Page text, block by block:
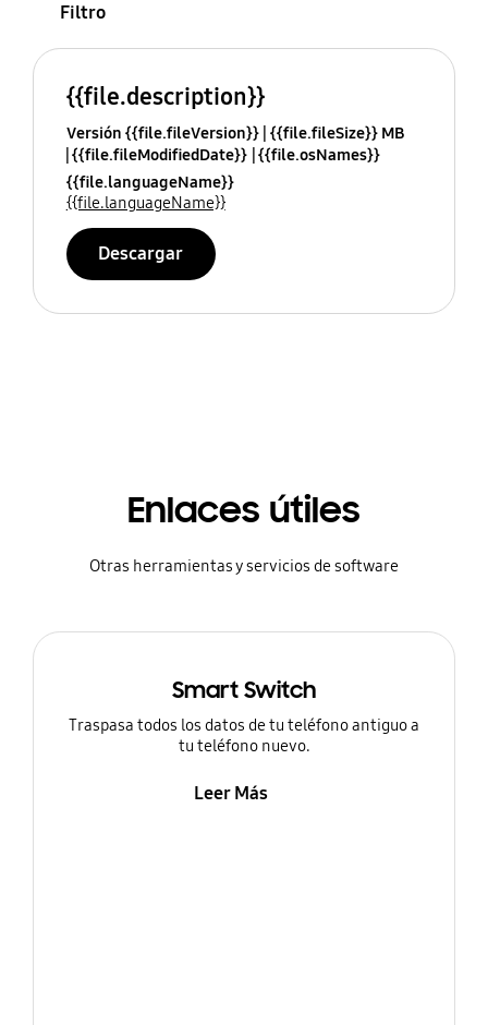
Filtro
{{file.description}}
Versión {{file.fileVersion}} {{file.fileSize}} MB
{{file.fileModifiedDate}} {{file.osNames}}
{{file.languageName}}
{{file.languageName}}
Descargar
Enlaces útiles
Otras herramientas y servicios de software
Smart Switch
Traspasa todos los datos de tu teléfono antiguo a
tu teléfono nuevo.
Leer Más